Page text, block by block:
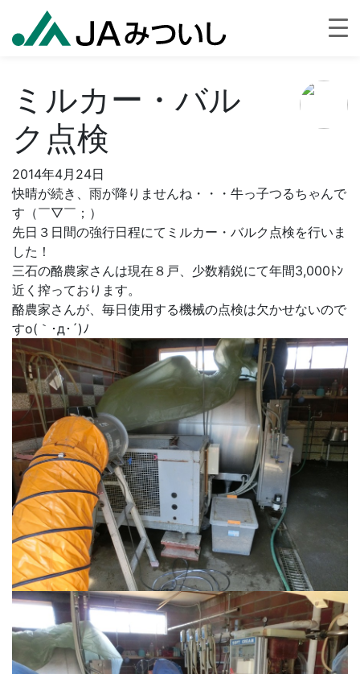
ミルカー・バル
ク点検
2014年4月24日
快晴が続き、雨が降りませんね・・・牛っ子つるちゃんで
す（￣▽￣；）
先日３日間の強行日程にてミルカー・バルク点検を行いま
した！
三石の酪農家さんは現在８戸、少数精鋭にて年間3,000ﾄﾝ
近く搾っております。
酪農家さんが、毎日使用する機械の点検は欠かせないので
すo(｀･д･´)ﾉ